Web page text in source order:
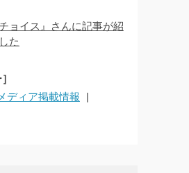
チョイス』さんに記事が紹
た
メディア掲載情報